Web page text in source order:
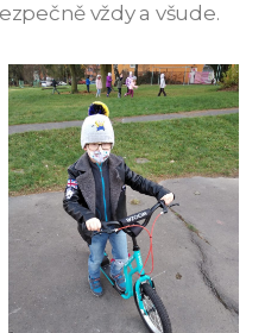
vždy a všude.